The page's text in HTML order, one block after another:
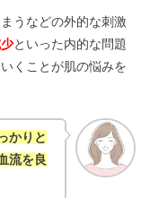
うなどの外的な刺激
といった内的な問題
くことが肌の悩みを
かりと
流を良